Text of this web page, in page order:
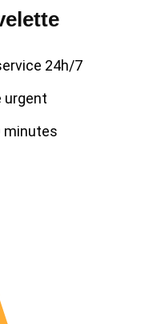
24h/7
urgent
minutes